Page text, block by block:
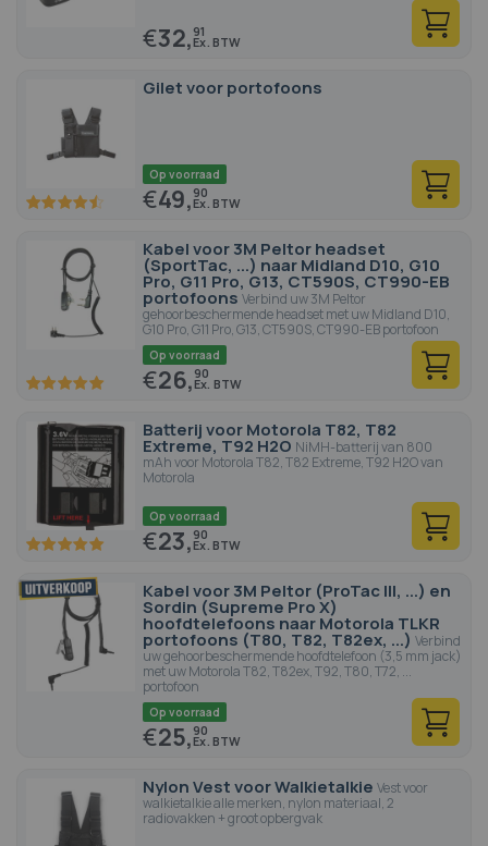
€32,91
Gilet voor portofoons
90 100
Op voorraad
€49,90
Kabel voor 3M Peltor headset
(SportTac, ...) naar Midland D10, G10
Pro, G11 Pro, G13, CT590S, CT990-EB
portofoons Verbind uw 3M Peltor
gehoorbeschermende headset met uw Midland D10,
G10 Pro, G11 Pro, G13, CT590S, CT990-EB portofoon
100 100
Op voorraad
€26,90
Batterij voor Motorola T82, T82
Extreme, T92 H2O NiMH-batterij van 800
mAh voor Motorola T82, T82 Extreme, T92 H2O van
Motorola
100 100
Op voorraad
€23,90
Kabel voor 3M Peltor (ProTac III, ...) en
Sordin (Supreme Pro X)
hoofdtelefoons naar Motorola TLKR
portofoons (T80, T82, T82ex, ...) Verbind
uw gehoorbeschermende hoofdtelefoon (3,5 mm jack)
met uw Motorola T82, T82ex, T92, T80, T72, ...
portofoon
Op voorraad
€25,90
Nylon Vest voor Walkietalkie Vest voor
walkietalkie alle merken, nylon materiaal, 2
radiovakken + groot opbergvak